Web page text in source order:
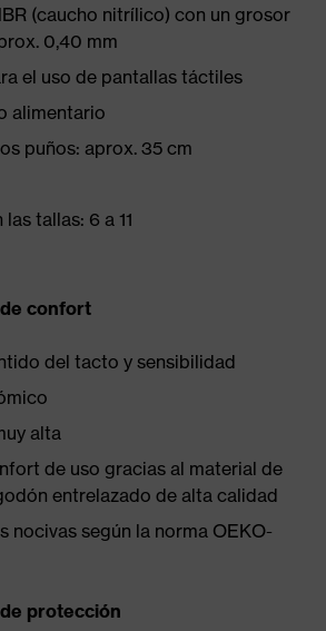
(caucho nitrílico) con un grosor
0,40 mm
el uso de pantallas táctiles
alimentario
puños: aprox. 35 cm
tallas: 6 a 11
confort
del tacto y sensibilidad
alta
de uso gracias al material de
entrelazado de alta calidad
nocivas según la norma OEKO-
protección